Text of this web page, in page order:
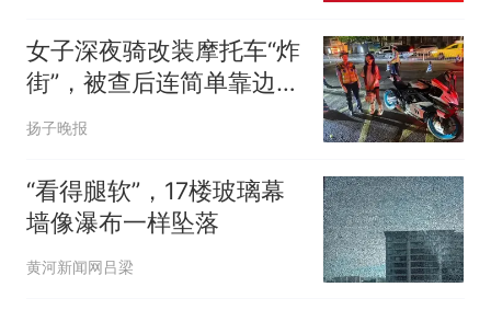
味道很好
女子深夜骑改装摩托车“炸
街”，被查后连简单靠边动
作都迟迟无法完成，交警
还是别人的
扬子晚报
“看得腿软”，17楼玻璃幕
墙像瀑布一样坠落
黄河新闻网吕梁